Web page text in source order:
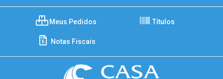
Meus Pedidos Títulos
Notas Fiscais